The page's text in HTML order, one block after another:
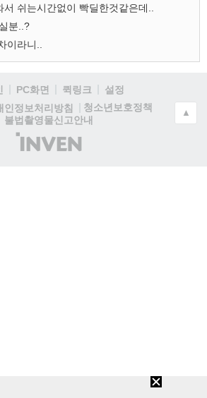
쉬는시간없이 빡딜한것같은데..
분..?
이라니..
PC화면 퀵링크
설정
인정보처리방침
청소년보호정책
불법촬영물신고안내
(주)
인
▲